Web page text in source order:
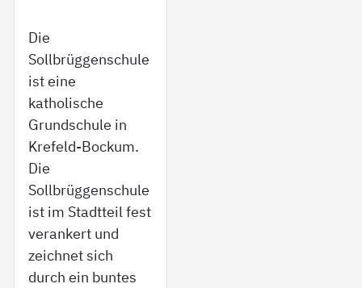
Die
Sollbrüggenschule
ist eine
katholische
Grundschule in
Krefeld-Bockum.
Die
Sollbrüggenschule
ist im Stadtteil fest
verankert und
zeichnet sich
durch ein buntes